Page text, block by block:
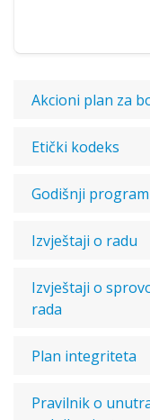
Akcioni plan za
Etički kodeks
Godišnji
Izvještaji o radu
Izvještaji o
rada
Plan integriteta
Pravilnik o